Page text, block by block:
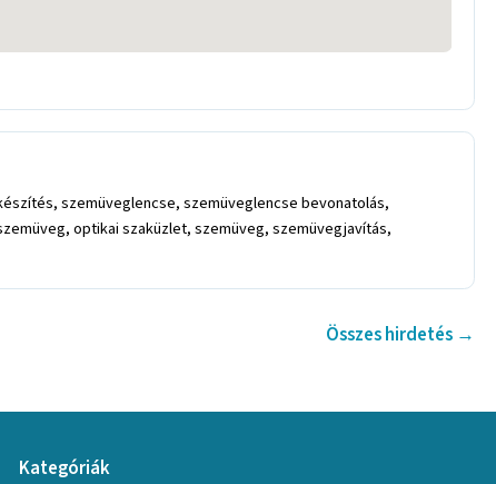
szemüveglencse, szemüveglencse bevonatolás,
optikai szaküzlet, szemüveg, szemüvegjavítás,
Összes hirdetés →
Kategóriák